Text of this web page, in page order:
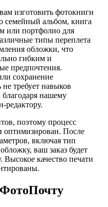
изготовить фотокниги
семейный альбом, книга
или портфолио для
типы переплета
обложки, что
гибким и
предпочтения.
сохранение
требует навыков
благодаря нашему
редактору.
поэтому процесс
оптимизирован. После
включая тип
ваш заказ будет
Высокое качество печати